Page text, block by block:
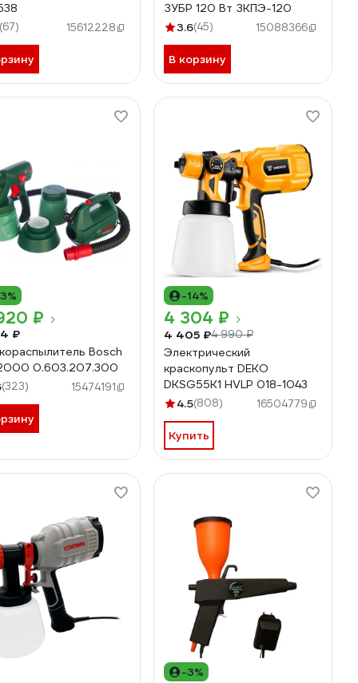
(67) 15612228
ЗУБР 120 Вт ЗКПЭ-120
3.6(45) 15088366
В корзину
₽
₽
Bosch
0.603.207.300
(323) 15474191
-14%
4 304 ₽
4 405 ₽4 990 ₽
Электрический
краскопульт DEKO
DKSG55K1 HVLP 018-1043
4.5(808) 16504779
Купить
-3%